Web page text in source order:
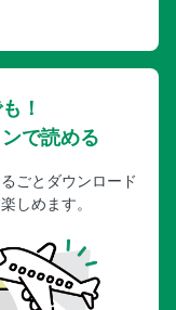
！
で読める
ごとダウンロード
しめます。